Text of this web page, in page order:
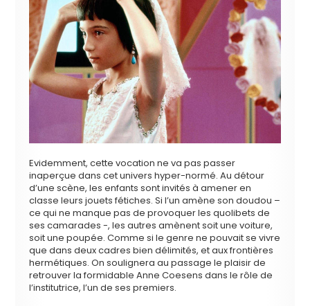
Evidemment, cette vocation ne va pas passer
inaperçue dans cet univers hyper-normé. Au détour
d’une scène, les enfants sont invités à amener en
classe leurs jouets fétiches. Si l’un amène son doudou –
ce qui ne manque pas de provoquer les quolibets de
ses camarades -, les autres amènent soit une voiture,
soit une poupée. Comme si le genre ne pouvait se vivre
que dans deux cadres bien délimités, et aux frontières
hermétiques. On soulignera au passage le plaisir de
retrouver la formidable Anne Coesens dans le rôle de
l’institutrice, l’un de ses premiers.